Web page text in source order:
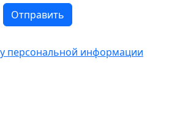
Отправить
персональной информации